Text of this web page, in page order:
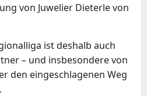
von Juwelier Dieterle von
ist deshalb auch
– und insbesondere von
den eingeschlagenen Weg